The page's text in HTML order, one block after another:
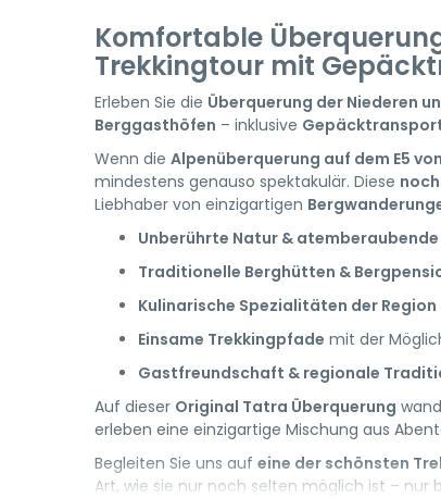
Komfortable
Trekkingtour mit
Erleben Sie die Überquerung der Niederen
Berggasthöfen – inklusive
Wenn die Alpenüberquerung auf dem E5
mindestens genauso spektakulär. Diese
Liebhaber von einzigartigen
Unberührte Natur &
Traditionelle Berghütten &
Kulinarische Spezialitäten der Region
Einsame Trekkingpfade mit der
Gastfreundschaft & regionale
Auf dieser Original Tatra Überquerung
erleben eine einzigartige Mischung aus
Begleiten Sie uns auf eine der schönsten
Art, wie sie nur noch selten möglich ist – nur